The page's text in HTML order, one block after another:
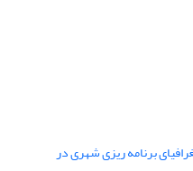
برنامه ریزی شهری در